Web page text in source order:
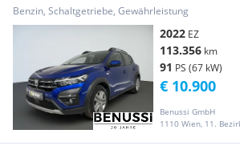
Benzin, Schaltgetriebe, Gewährleistung
2022 EZ
113.356 km
91 PS (67 kW)
Benussi GmbH
1110 Wien, 11.
€ 10.900